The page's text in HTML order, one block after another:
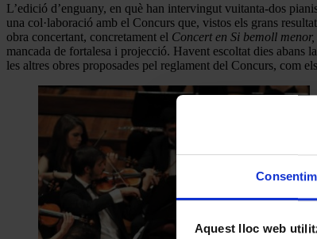
Aquest lloc web
L’edició d’enguany, en què han intervingut vuitanta-dos
una col·laboració amb el Concurs que, vistos els grans
obra concertant, concretament el Concert en Si bemoll
mancada de fortalesa i projecció. Havent escoltat dies abans
les altres obres proposades pel reglament del Concurs, com